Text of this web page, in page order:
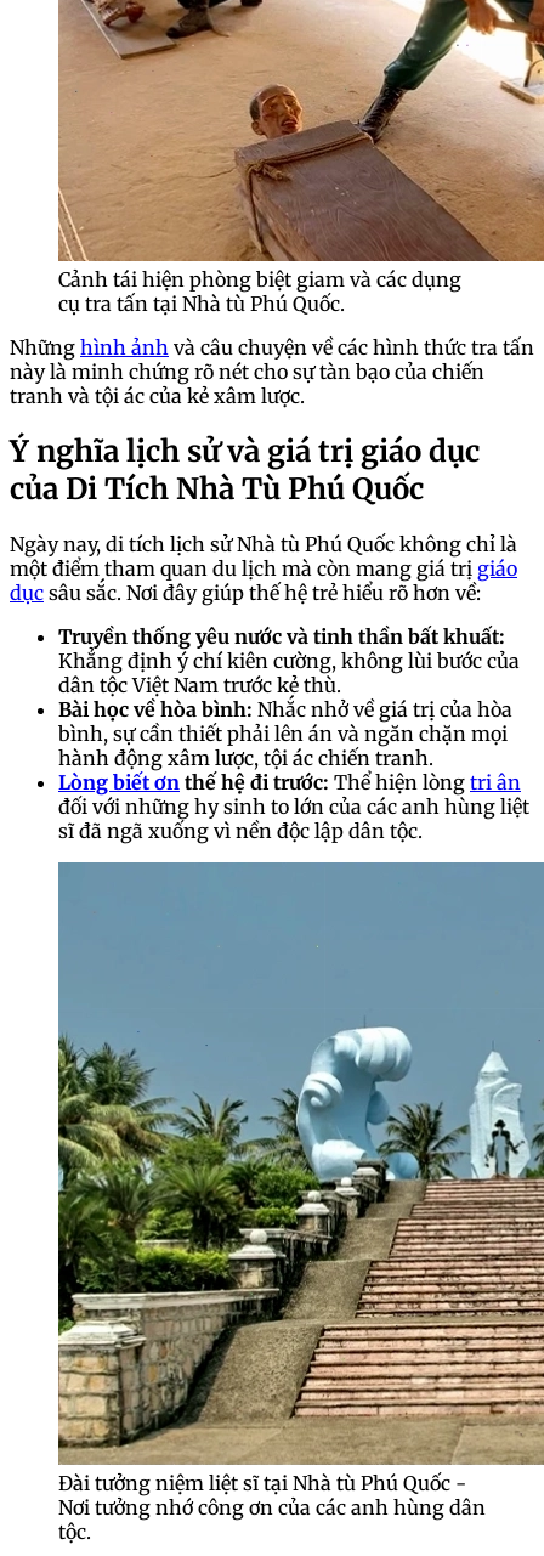
Cảnh tái hiện phòng biệt giam và các dụng
cụ tra tấn tại Nhà tù Phú Quốc.
Những hình ảnh và câu chuyện về các hình thức tra tấn
này là minh chứng rõ nét cho sự tàn bạo của chiến
tranh và tội ác của kẻ xâm lược.
Ý nghĩa lịch sử và giá trị giáo dục
của Di Tích Nhà Tù Phú Quốc
Ngày nay, di tích lịch sử Nhà tù Phú Quốc không chỉ là
một điểm tham quan du lịch mà còn mang giá trị giáo
dục sâu sắc. Nơi đây giúp thế hệ trẻ hiểu rõ hơn về:
Truyền thống yêu nước và tinh thần bất khuất:
Khẳng định ý chí kiên cường, không lùi bước của
dân tộc Việt Nam trước kẻ thù.
Bài học về hòa bình: Nhắc nhở về giá trị của hòa
bình, sự cần thiết phải lên án và ngăn chặn mọi
hành động xâm lược, tội ác chiến tranh.
Lòng biết ơn thế hệ đi trước: Thể hiện lòng tri ân
đối với những hy sinh to lớn của các anh hùng liệt
sĩ đã ngã xuống vì nền độc lập dân tộc.
Đài tưởng niệm liệt sĩ tại Nhà tù Phú Quốc -
Nơi tưởng nhớ công ơn của các anh hùng dân
tộc.